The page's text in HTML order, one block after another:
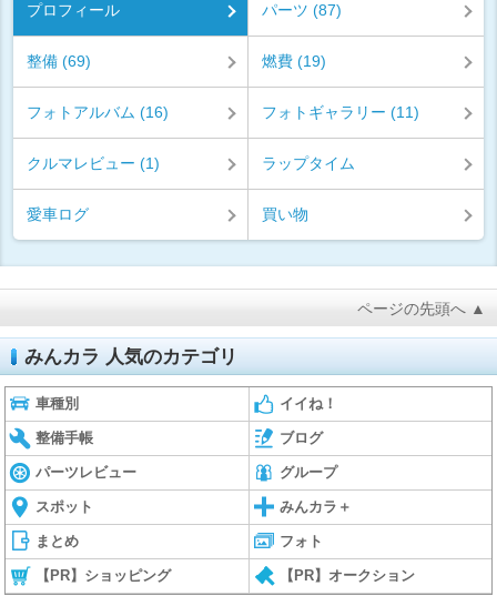
プロフィール パーツ (87)
整備 (69) 燃費 (19)
フォトアルバム (16) フォトギャラリー (11)
クルマレビュー (1) ラップタイム
愛車ログ 買い物
ページの先頭へ ▲
みんカラ 人気のカテゴリ
車種別 イイね！
整備手帳 ブログ
パーツレビュー グループ
スポット みんカラ＋
まとめ フォト
【PR】ショッピング 【PR】オークション